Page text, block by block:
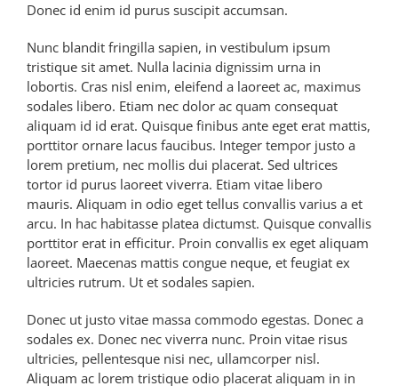
Donec id enim id purus suscipit accumsan.
Nunc blandit fringilla sapien, in vestibulum ipsum
tristique sit amet. Nulla lacinia dignissim urna in
lobortis. Cras nisl enim, eleifend a laoreet ac, maximus
sodales libero. Etiam nec dolor ac quam consequat
aliquam id id erat. Quisque finibus ante eget erat mattis,
porttitor ornare lacus faucibus. Integer tempor justo a
lorem pretium, nec mollis dui placerat. Sed ultrices
tortor id purus laoreet viverra. Etiam vitae libero
mauris. Aliquam in odio eget tellus convallis varius a et
arcu. In hac habitasse platea dictumst. Quisque convallis
porttitor erat in efficitur. Proin convallis ex eget aliquam
laoreet. Maecenas mattis congue neque, et feugiat ex
ultricies rutrum. Ut et sodales sapien.
Donec ut justo vitae massa commodo egestas. Donec a
sodales ex. Donec nec viverra nunc. Proin vitae risus
ultricies, pellentesque nisi nec, ullamcorper nisl.
Aliquam ac lorem tristique odio placerat aliquam in in